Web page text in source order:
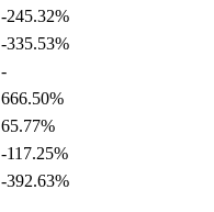
-245.32%
-335.53%
-
666.50%
65.77%
-117.25%
-392.63%